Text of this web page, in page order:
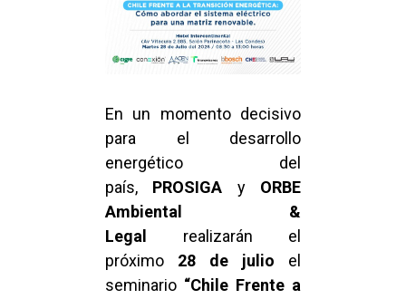
En un momento decisivo
para el desarrollo
energético del
país, PROSIGA y ORBE
Ambiental &
Legal
realizarán el
próximo 28 de julio el
seminario “Chile Frente a